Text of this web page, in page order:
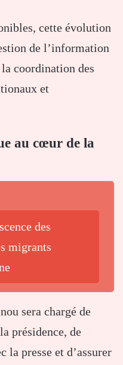
cette évolution
de l’information
coordination des
et
au cœur de la
des
migrants
sera chargé de
présidence, de
la presse et d’assurer